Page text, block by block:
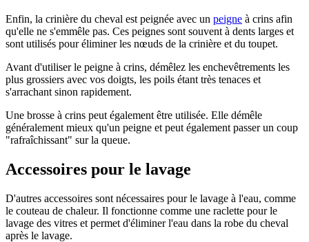
Enfin, la crinière du cheval est peignée avec un peigne à crins afin
qu'elle ne s'emmêle pas. Ces peignes sont souvent à dents larges et
sont utilisés pour éliminer les nœuds de la crinière et du toupet.
Avant d'utiliser le peigne à crins, démêlez les enchevêtrements les
plus grossiers avec vos doigts, les poils étant très tenaces et
s'arrachant sinon rapidement.
Une brosse à crins peut également être utilisée. Elle démêle
généralement mieux qu'un peigne et peut également passer un coup
"rafraîchissant" sur la queue.
Accessoires pour le lavage
D'autres accessoires sont nécessaires pour le lavage à l'eau, comme
le couteau de chaleur. Il fonctionne comme une raclette pour le
lavage des vitres et permet d'éliminer l'eau dans la robe du cheval
après le lavage.